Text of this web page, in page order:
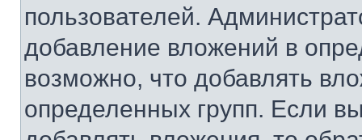
пользователей.
добавление вложений в
возможно, что добавлять
определенных групп. Если